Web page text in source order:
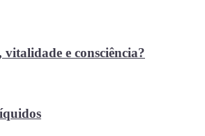
e consciência?